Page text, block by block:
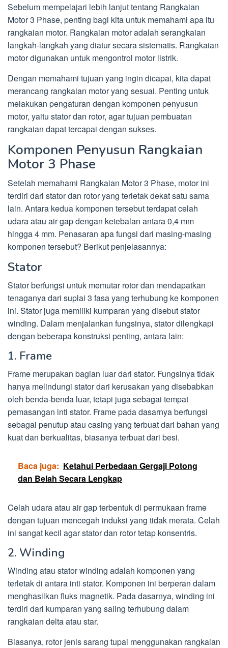
Sebelum mempelajari lebih lanjut tentang Rangkaian
Motor 3 Phase, penting bagi kita untuk memahami apa itu
rangkaian motor. Rangkaian motor adalah serangkaian
langkah-langkah yang diatur secara sistematis. Rangkaian
motor digunakan untuk mengontrol motor listrik.
Dengan memahami tujuan yang ingin dicapai, kita dapat
merancang rangkaian motor yang sesuai. Penting untuk
melakukan pengaturan dengan komponen penyusun
motor, yaitu stator dan rotor, agar tujuan pembuatan
rangkaian dapat tercapai dengan sukses.
Komponen Penyusun Rangkaian
Motor 3 Phase
Setelah memahami Rangkaian Motor 3 Phase, motor ini
terdiri dari stator dan rotor yang terletak dekat satu sama
lain. Antara kedua komponen tersebut terdapat celah
udara atau air gap dengan ketebalan antara 0,4 mm
hingga 4 mm. Penasaran apa fungsi dari masing-masing
komponen tersebut? Berikut penjelasannya:
Stator
Stator berfungsi untuk memutar rotor dan mendapatkan
tenaganya dari suplai 3 fasa yang terhubung ke komponen
ini. Stator juga memiliki kumparan yang disebut stator
winding. Dalam menjalankan fungsinya, stator dilengkapi
dengan beberapa konstruksi penting, antara lain:
1. Frame
Frame merupakan bagian luar dari stator. Fungsinya tidak
hanya melindungi stator dari kerusakan yang disebabkan
oleh benda-benda luar, tetapi juga sebagai tempat
pemasangan inti stator. Frame pada dasarnya berfungsi
sebagai penutup atau casing yang terbuat dari bahan yang
kuat dan berkualitas, biasanya terbuat dari besi.
Baca juga: Ketahui Perbedaan Gergaji Potong
dan Belah Secara Lengkap
Celah udara atau air gap terbentuk di permukaan frame
dengan tujuan mencegah induksi yang tidak merata. Celah
ini sangat kecil agar stator dan rotor tetap konsentris.
2. Winding
Winding atau stator winding adalah komponen yang
terletak di antara inti stator. Komponen ini berperan dalam
menghasilkan fluks magnetik. Pada dasarnya, winding ini
terdiri dari kumparan yang saling terhubung dalam
rangkaian delta atau star.
Biasanya, rotor jenis sarang tupai menggunakan rangkaian